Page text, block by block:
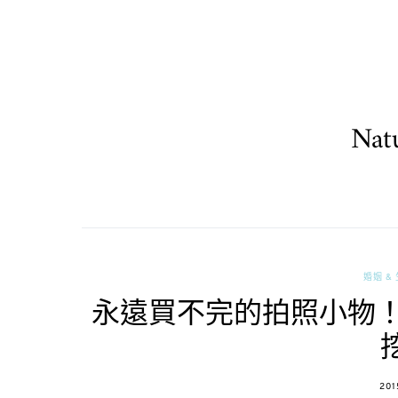
婚姻 &
永遠買不完的拍照小物